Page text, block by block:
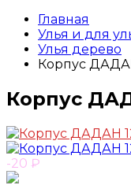
Главная
Улья и для
Улья дерево
Корпус
Корпус
-20 ₽